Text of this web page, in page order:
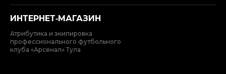
ИНТЕРНЕТ‑МАГАЗИН
Атрибутика и экипировка
профессионального футбольного
клуба «Арсенал» Тула